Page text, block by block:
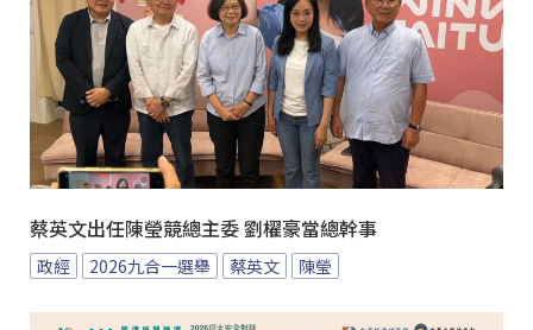
蔡英文出任陳瑩競總主委 劉櫂豪當總幹事
政經 2026九合一選舉 蔡英文 陳瑩